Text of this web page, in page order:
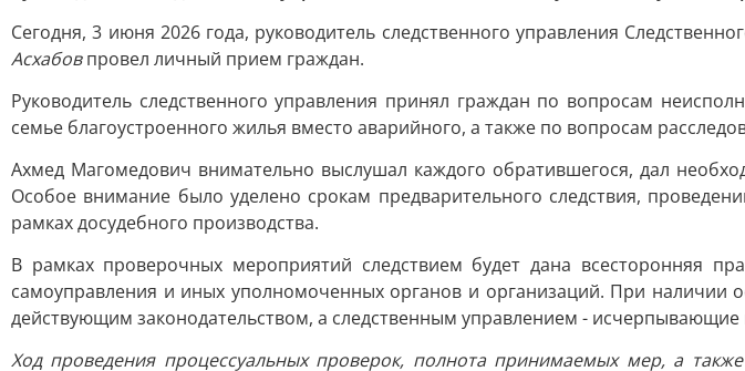
Сегодня, 3 июня 2026 года, руководитель следственного управления
Асхабовпровел личный прием граждан.
Руководитель следственного управления принял граждан по вопросам
семье благоустроенного жилья вместо аварийного, а также по вопросам
Ахмед Магомедович внимательно выслушал каждого обратившегося, дал
Особое внимание было уделено срокам предварительного следствия,
рамках досудебного производства.
В рамках проверочных мероприятий следствием будет дана всесторонняя
самоуправления и иных уполномоченных органов и организаций. При наличии
действующим законодательством, а следственным управлением -
Ход проведения процессуальных проверок, полнота принимаемых мер, а